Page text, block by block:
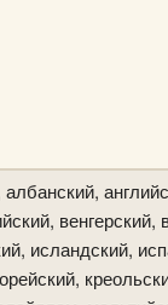
венгерский,
исландский,